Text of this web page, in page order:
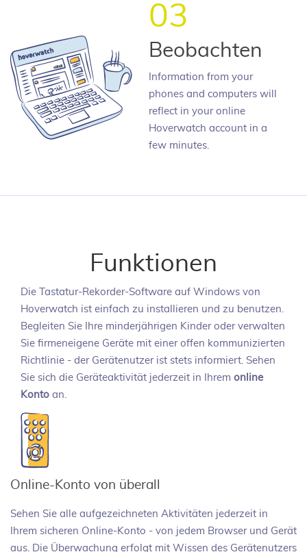
03
Beobachten
Information from your
phones and computers will
reflect in your online
Hoverwatch account in a
few minutes.
Funktionen
Die Tastatur-Rekorder-Software auf Windows von
Hoverwatch ist einfach zu installieren und zu benutzen.
Begleiten Sie Ihre minderjährigen Kinder oder verwalten
Sie firmeneigene Geräte mit einer offen kommunizierten
Richtlinie - der Gerätenutzer ist stets informiert. Sehen
Sie sich die Geräteaktivität jederzeit in Ihrem online
Konto an.
Online-Konto von überall
Sehen Sie alle aufgezeichneten Aktivitäten jederzeit in
Ihrem sicheren Online-Konto - von jedem Browser und Gerät
aus. Die Überwachung erfolgt mit Wissen des Gerätenutzers